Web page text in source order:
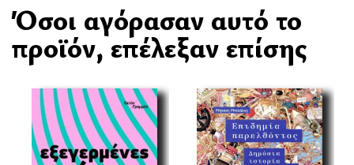
Όσοι αγόρασαν αυτό το
προϊόν, επέλεξαν επίσης